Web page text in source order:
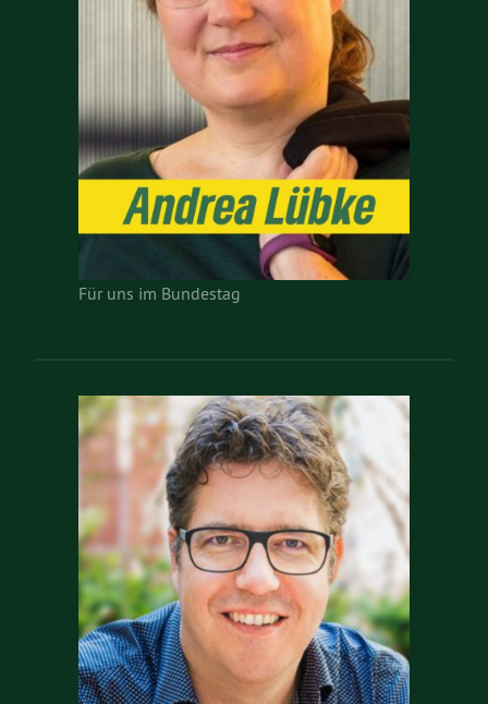
Für uns im Bundestag